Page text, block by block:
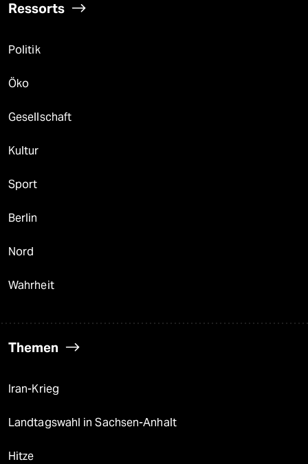
Ressorts
Politik
Öko
Gesellschaft
Kultur
Sport
Berlin
Nord
Wahrheit
Themen
Iran-Krieg
Landtagswahl in Sachsen-Anhalt
Hitze